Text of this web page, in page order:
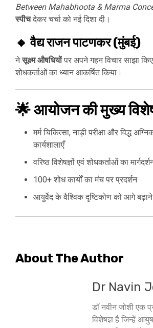
Between Mahabhoota & Marma
स्पीचदेकर चर्चा को नई दिशा दी।
🔸वैद्य राजन पाटणकर (मुंबई)
नेसूक्ष्म औषधियोंपर अपने गहन विचार साझा
शोधकर्ताओं का ध्यान आकर्षित किया।
🌟आयोजन की मुख्य
मर्म चिकित्सा, नाड़ी परीक्षा और विद्ध
कार्यशालाएँ
वरिष्ठ विशेषज्ञों एवं शोधकर्ताओं का
100+ शोध कार्यों का मंच पर प्रदर्शन
आयुर्वेद के वैश्विक दृष्टिकोण को आगे बढ़ाने
About The Author
Dr Navin
डॉ नवीन जोशी एक
विशेषज्ञ है जिन्हें